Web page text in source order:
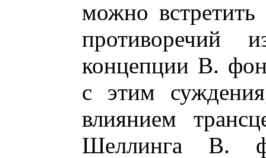
можно
противоречий
концепции В.
с этим
влиянием
Шеллинга В.